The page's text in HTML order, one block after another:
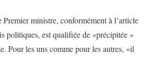
ministre, conformément à l’article
politiques, est qualifiée de «précipitée »
Pour les uns comme pour les autres, «il